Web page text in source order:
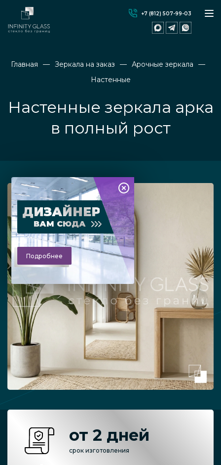
+7 (812) 507-99-03
Главная Зеркала на заказ
Арочные зеркала
Настенные
Настенные зеркала арка
в полный рост
ДИЗАЙНЕР
ВАМ СЮДА
Подробнее
от 2 дней
срок изготовления